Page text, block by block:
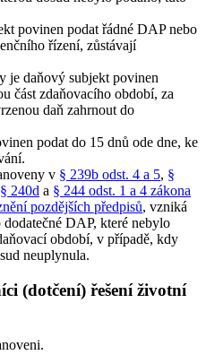
povinen podat řádné DAP nebo
řízení, zůstávají
je daňový subjekt povinen
část zdaňovacího období, za
daň zahrnout do
podat do 15 dnů ode dne, ke
v § 239b odst. 4 a 5, §
§ 240d a § 244 odst. 1 a 4 zákona
pozdějších předpisů, vzniká
DAP, které nebylo
období, v případě, kdy
neuplynula.
(dotčení) řešení životní